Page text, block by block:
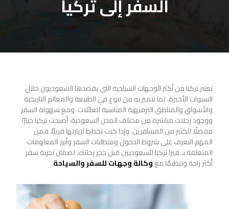
السفر إلى تركيا
تعتبر تركيا من أكثر الوجهات السياحية التي يقصدها السعوديون خلال
السنوات الأخيرة، لما تتميز به من تنوع في الطبيعة والمعالم التاريخية
والأسواق والمناطق الترفيهية المناسبة للعائلات. ومع سهولة السفر
ووجود رحلات مباشرة من مختلف المدن السعودية، أصبحت تركيا خيارًا
مفضلًا للكثير من المسافرين. وإذا كنت تخطط لزيارتها قريبًا، فمن
المهم التعرف على شروط الدخول ومتطلبات السفر وأبرز المعلومات
المتعلقة بـ فيزا تركيا للسعوديين قبل حجز رحلتك، لضمان تجربة سفر
أكثر راحة وتنظيمًا معوكالة وجهات للسفر والسياحة.